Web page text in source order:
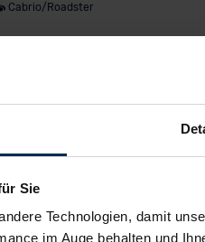
Sie
Technologien, damit
im Auge behalten und
Cabrio/Roadster